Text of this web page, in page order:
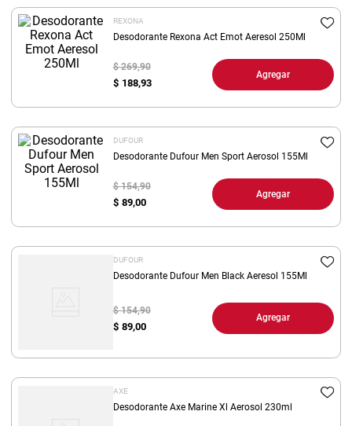
REXONA
Desodorante Rexona Act Emot Aeresol 250Ml
$ 188,93
$ 269,90
Agregar
DUFOUR
Desodorante Dufour Men Sport Aerosol 155Ml
$ 89,00
$ 154,90
Agregar
DUFOUR
Desodorante Dufour Men Black Aeresol 155Ml
$ 89,00
$ 154,90
Agregar
AXE
Desodorante Axe Marine Xl Aerosol 230ml
4. queso
5. pollo
. bondiola
. fideos